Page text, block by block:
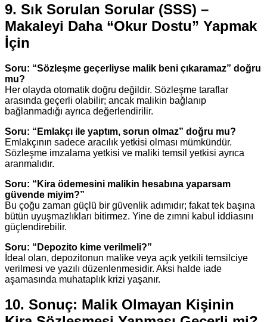
9. Sık Sorulan Sorular (SSS) –
Makaleyi Daha “Okur Dostu” Yapmak
İçin
Soru: “Sözleşme geçerliyse malik beni çıkaramaz” doğru
mu?
Her olayda otomatik doğru değildir. Sözleşme taraflar
arasında geçerli olabilir; ancak malikin bağlanıp
bağlanmadığı ayrıca değerlendirilir.
Soru: “Emlakçı ile yaptım, sorun olmaz” doğru mu?
Emlakçının sadece aracılık yetkisi olması mümkündür.
Sözleşme imzalama yetkisi ve maliki temsil yetkisi ayrıca
aranmalıdır.
Soru: “Kira ödemesini malikin hesabına yaparsam
güvende miyim?”
Bu çoğu zaman güçlü bir güvenlik adımıdır; fakat tek başına
bütün uyuşmazlıkları bitirmez. Yine de zımni kabul iddiasını
güçlendirebilir.
Soru: “Depozito kime verilmeli?”
İdeal olan, depozitonun malike veya açık yetkili temsilciye
verilmesi ve yazılı düzenlenmesidir. Aksi halde iade
aşamasında muhataplık krizi yaşanır.
10. Sonuç: Malik Olmayan Kişinin